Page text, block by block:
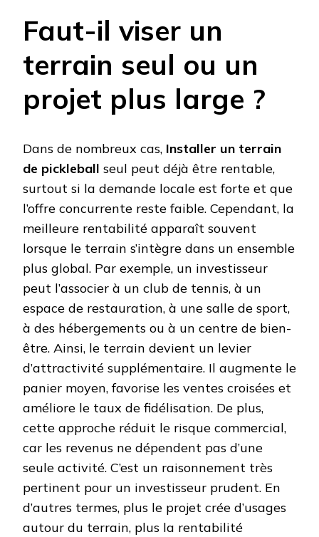
Faut-il viser un
terrain seul ou un
projet plus large ?
Dans de nombreux cas, Installer un terrain
de pickleball seul peut déjà être rentable,
surtout si la demande locale est forte et que
l’offre concurrente reste faible. Cependant, la
meilleure rentabilité apparaît souvent
lorsque le terrain s’intègre dans un ensemble
plus global. Par exemple, un investisseur
peut l’associer à un club de tennis, à un
espace de restauration, à une salle de sport,
à des hébergements ou à un centre de bien-
être. Ainsi, le terrain devient un levier
d’attractivité supplémentaire. Il augmente le
panier moyen, favorise les ventes croisées et
améliore le taux de fidélisation. De plus,
cette approche réduit le risque commercial,
car les revenus ne dépendent pas d’une
seule activité. C’est un raisonnement très
pertinent pour un investisseur prudent. En
d’autres termes, plus le projet crée d’usages
autour du terrain, plus la rentabilité